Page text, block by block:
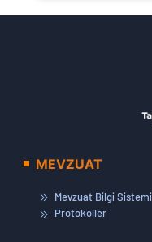
MEVZUAT
Mevzuat Bilgi Sistemi
Protokoller